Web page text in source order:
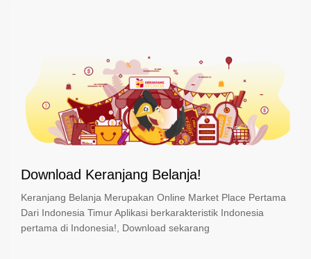
Download Keranjang Belanja!
Keranjang Belanja Merupakan Online Market Place Pertama
Dari Indonesia Timur Aplikasi berkarakteristik Indonesia
pertama di Indonesia!, Download sekarang